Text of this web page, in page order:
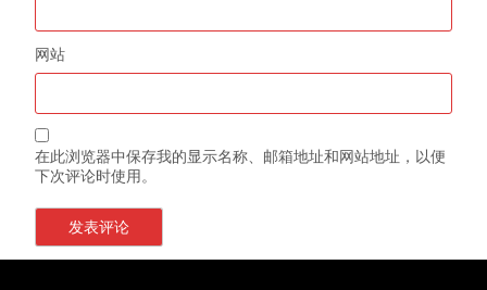
网站
在此浏览器中保存我的显示名称、邮箱地址和网站地址，以便
下次评论时使用。